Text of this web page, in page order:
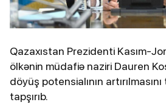
Qazaxıstan Prezidenti Kasım-
ölkənin müdafiə naziri Dauren
döyüş potensialının
tapşırıb.